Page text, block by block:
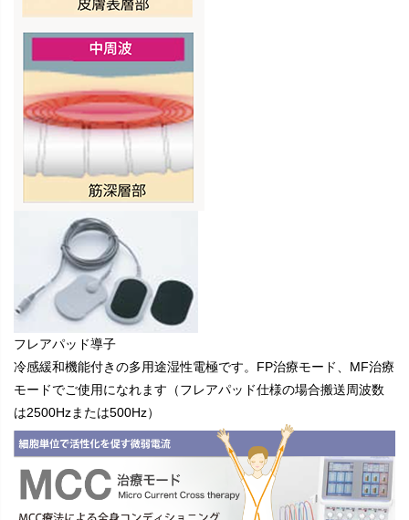
フレアパッド導子
冷感緩和機能付きの多用途湿性電極です。FP治療モード、MF治療
モードでご使用になれます（フレアパッド仕様の場合搬送周波数
は2500Hzまたは500Hz）